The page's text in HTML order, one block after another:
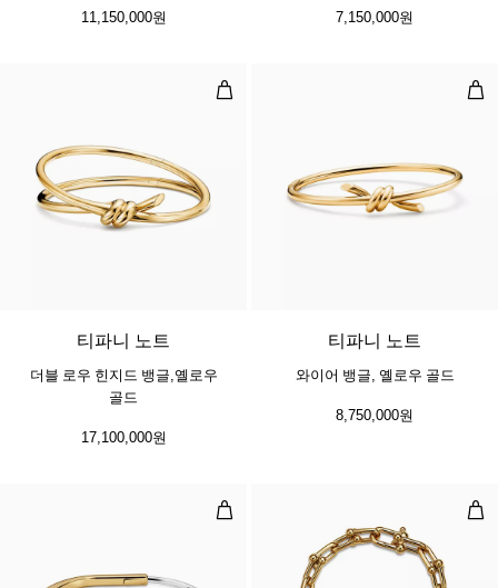
11,150,000원
7,150,000원
더블 로우 힌지드 뱅글,옐로우 골드
티파니 노트
더블 로우 힌지드 뱅글,옐로우
골드
17,100,000원
와
티파니 노트
와이어 뱅글, 옐로우 골드
8,750,000원
네로우 뱅글, 옐로우 및 화이트 골미